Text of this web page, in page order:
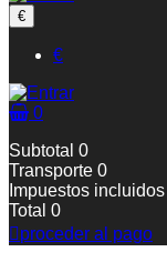
€
€
0
Subtotal 0
Transporte 0
Impuestos incluidos
Total 0
proceder al pago